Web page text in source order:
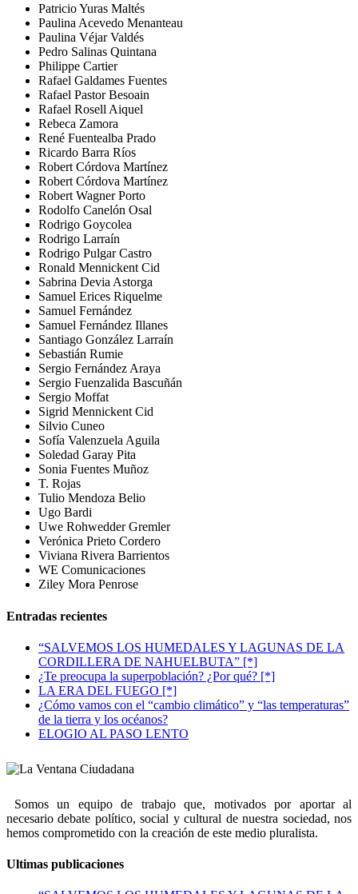
Patricio Yuras Maltés
Paulina Acevedo Menanteau
Paulina Véjar Valdés
Pedro Salinas Quintana
Philippe Cartier
Rafael Galdames Fuentes
Rafael Pastor Besoain
Rafael Rosell Aiquel
Rebeca Zamora
René Fuentealba Prado
Ricardo Barra Ríos
Robert Córdova Martínez
Robert Córdova Martínez
Robert Wagner Porto
Rodolfo Canelón Osal
Rodrigo Goycolea
Rodrigo Larraín
Rodrigo Pulgar Castro
Ronald Mennickent Cid
Sabrina Devia Astorga
Samuel Erices Riquelme
Samuel Fernández
Samuel Fernández Illanes
Santiago González Larraín
Sebastián Rumie
Sergio Fernández Araya
Sergio Fuenzalida Bascuñán
Sergio Moffat
Sigrid Mennickent Cid
Silvio Cuneo
Sofía Valenzuela Aguila
Soledad Garay Pita
Sonia Fuentes Muñoz
T. Rojas
Tulio Mendoza Belio
Ugo Bardi
Uwe Rohwedder Gremler
Verónica Prieto Cordero
Viviana Rivera Barrientos
WE Comunicaciones
Ziley Mora Penrose
Entradas recientes
“SALVEMOS LOS HUMEDALES Y LAGUNAS DE LA
CORDILLERA DE NAHUELBUTA” [*]
¿Te preocupa la superpoblación? ¿Por qué? [*]
LA ERA DEL FUEGO [*]
¿Cómo vamos con el “cambio climático” y “las temperaturas”
de la tierra y los océanos?
ELOGIO AL PASO LENTO
Somos un equipo de trabajo que, motivados por aportar al
necesario debate político, social y cultural de nuestra sociedad, nos
hemos comprometido con la creación de este medio pluralista.
Ultimas publicaciones